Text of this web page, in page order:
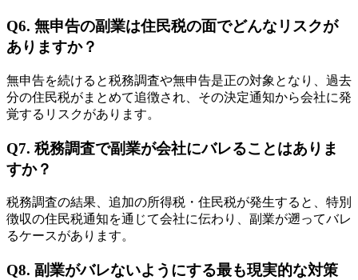
Q6. 無申告の副業は住民税の面でどんなリスクが
ありますか？
無申告を続けると税務調査や無申告是正の対象となり、過去
分の住民税がまとめて追徴され、その決定通知から会社に発
覚するリスクがあります。
Q7. 税務調査で副業が会社にバレることはありま
すか？
税務調査の結果、追加の所得税・住民税が発生すると、特別
徴収の住民税通知を通じて会社に伝わり、副業が遡ってバレ
るケースがあります。
Q8. 副業がバレないようにする最も現実的な対策